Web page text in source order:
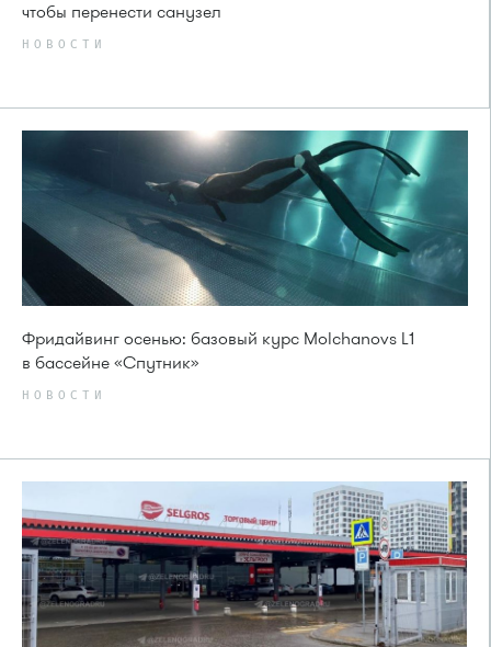
чтобы перенести санузел
НОВОСТИ
Фридайвинг осенью: базовый курс Molchanovs L1
в бассейне «Спутник»
НОВОСТИ